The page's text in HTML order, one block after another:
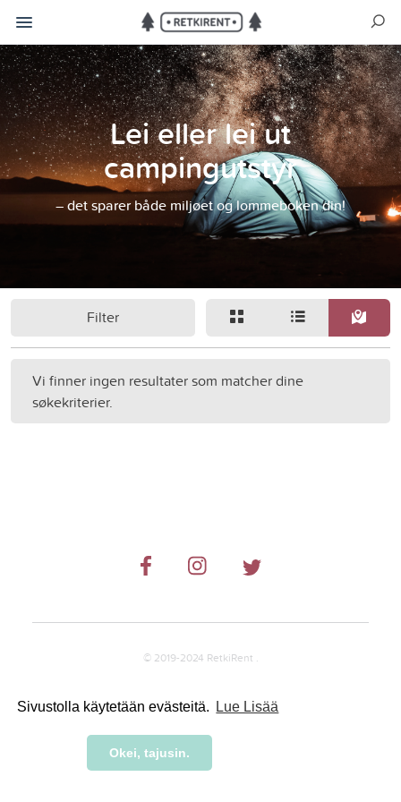
Sivustolla käytetään evästeitä. Lue Lisää
Okei, tajusin.
Lei eller lei ut
campingutstyr
– det sparer både miljøet og lommeboken din!
Filter
Vi finner ingen resultater som matcher dine
søkekriterier.
© 2019-2024 RetkiRent .